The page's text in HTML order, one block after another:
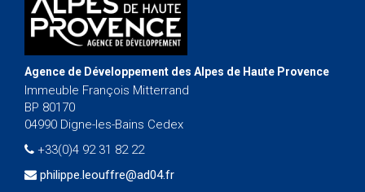
Agence de Développement des Alpes de Haute Provence
Immeuble François Mitterrand
BP 80170
04990 Digne-les-Bains Cedex
+33(0)4 92 31 82 22
philippe.leouffre@ad04.fr